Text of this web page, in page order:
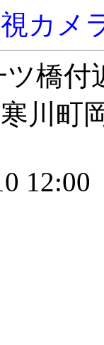
カメ
橋付
寒川町
12:00